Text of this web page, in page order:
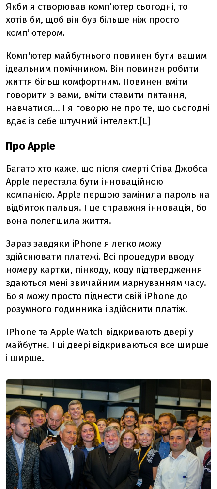
Якби я створював комп’ютер сьогодні, то
хотів би, щоб він був більше ніж просто
комп’ютером.
Комп'ютер майбутнього повинен бути вашим
ідеальним помічником. Він повинен робити
життя більш комфортним. Повинен вміти
говорити з вами, вміти ставити питання,
навчатися... І я говорю не про те, що сьогодні
вдає із себе штучний інтелект.[L]
Про Apple
Багато хто каже, що після смерті Стіва Джобса
Apple перестала бути інноваційною
компанією. Apple першою замінила пароль на
відбиток пальця. І це справжня інновація, бо
вона полегшила життя.
Зараз завдяки iPhone я легко можу
здійснювати платежі. Всі процедури вводу
номеру картки, пінкоду, коду підтвердження
здаються мені звичайним марнуванням часу.
Бо я можу просто піднести свій iPhone до
розумного годинника і здійснити платіж.
IPhone та Apple Watch відкривають двері у
майбутнє. І ці двері відкриваються все ширше
і ширше.